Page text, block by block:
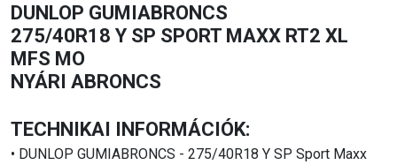
DUNLOP GUMIABRONCS
275/40R18 Y SP SPORT MAXX RT2 XL
MFS MO
NYÁRI ABRONCS
TECHNIKAI INFORMÁCIÓK:
• DUNLOP GUMIABRONCS - 275/40R18 Y SP Sport Maxx